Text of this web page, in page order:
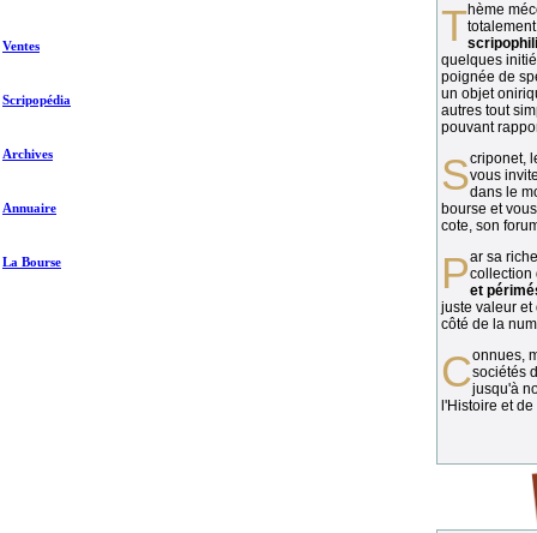
Ventes
Scripopédia
Archives
Annuaire
La Bourse
Thème méconnu des collectionneurs et
quelques
poignée de
un objet
autres tout
pouvant
vous
dans le
bourse et
cote, son
Par sa richesse et sa diversité, lacollection
et
juste valeur et
côté de la
Connues, méconnues, ou inconnues, lessociétés
jusqu'à
l'Histoire et